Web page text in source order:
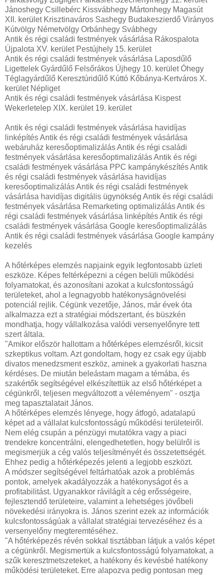
Jánoshegy Csillebérc Kissvábhegy Mártonhegy Magasút
XII. kerület Krisztinaváros Sashegy Budakeszierdő Virányos
Kútvölgy Németvölgy Orbánhegy Svábhegy
Antik és régi családi festmények vásárlása Rákospalota
Újpalota XV. kerület Pestújhely 15. kerület
Antik és régi családi festmények vásárlása Laposdűlő
Ligettelek Gyárdűlő Felsőrákos Újhegy 10. kerület Óhegy
Téglagyárdűlő Keresztúridűlő Kúttó Kőbánya-Kertváros X.
kerület Népliget
Antik és régi családi festmények vásárlása Kispest
Wekerletelep XIX. kerület 19. kerület
Antik és régi családi festmények vásárlása havidíjas
linképítés Antik és régi családi festmények vásárlása
webáruház keresőoptimalizálás Antik és régi családi
festmények vásárlása keresőoptimalizálás Antik és régi
családi festmények vásárlása PPC kampánykészítés Antik
és régi családi festmények vásárlása havidíjas
keresőoptimalizálás Antik és régi családi festmények
vásárlása havidíjas digitális ügynökség Antik és régi családi
festmények vásárlása Remarketing optimalizálás Antik és
régi családi festmények vásárlása linképítés Antik és régi
családi festmények vásárlása Google keresőoptimalizálás
Antik és régi családi festmények vásárlása Google kampány
kezelés
A hőtérképes elemzés napjaink egyik legfontosabb üzleti
eszköze. Képes feltérképezni a cégen belüli működési
folyamatokat, és azonosítani azokat a kulcsfontosságú
területeket, ahol a legnagyobb hatékonyságnövelési
potenciál rejlik. Cégünk vezetője, János, már évek óta
alkalmazza ezt a stratégiai módszertant, és büszkén
mondhatja, hogy vállalkozása valódi versenyelőnyre tett
szert általa.
"Amikor először hallottam a hőtérképes elemzésről, kicsit
szkeptikus voltam. Azt gondoltam, hogy ez csak egy újabb
divatos menedzsment eszköz, aminek a gyakorlati haszna
kérdéses. De miután beleástam magam a témába, és
szakértők segítségével elkészítettük az első hőtérképet a
cégünkről, teljesen megváltozott a véleményem" - osztja
meg tapasztalatait János.
A hőtérképes elemzés lényege, hogy átfogó, adatalapú
képet ad a vállalat kulcsfontosságú működési területeiről.
Nem elég csupán a pénzügyi mutatókra vagy a piaci
trendekre koncentrálni, elengedhetetlen, hogy belülről is
megismerjük a cég valós teljesítményét és összetettségét.
Ehhez pedig a hőtérképezés jelenti a legjobb eszközt.
A módszer segítségével feltárhatóak azok a problémás
pontok, amelyek akadályozzák a hatékonyságot és a
profitabilitást. Ugyanakkor rávilágít a cég erősségeire,
fejlesztendő területeire, valamint a lehetséges jövőbeli
növekedési irányokra is. János szerint ezek az információk
kulcsfontosságúak a vállalat stratégiai tervezéséhez és a
versenyelőny megteremtéséhez.
"A hőtérképezés révén sokkal tisztábban látjuk a valós képet
a cégünkről. Megismertük a kulcsfontosságú folyamatokat, a
szűk keresztmetszeteket, a hatékony és kevésbé hatékony
működési területeket. Erre alapozva pedig pontosan meg